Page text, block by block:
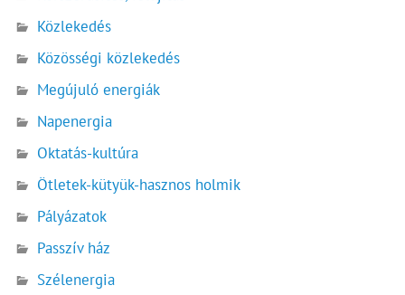
Közlekedés
Közösségi közlekedés
Megújuló energiák
Napenergia
Oktatás-kultúra
Ötletek-kütyük-hasznos holmik
Pályázatok
Passzív ház
Szélenergia